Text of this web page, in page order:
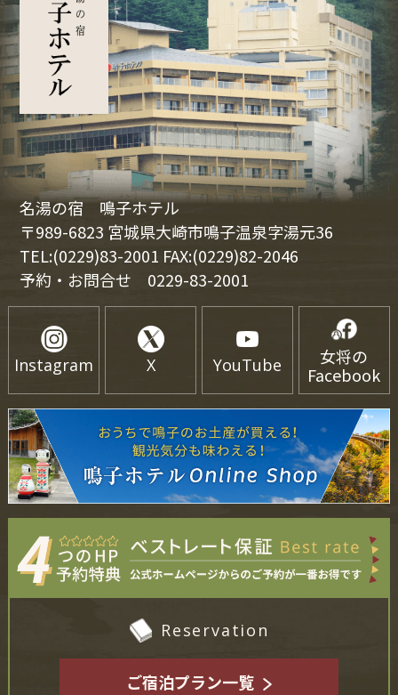
名湯の宿 鳴子ホテル
〒989-6823 宮城県大崎市鳴子温泉字湯元36
TEL:(0229)83-2001 FAX:(0229)82-2046
予約・お問合せ 0229-83-2001
Instagram X YouTube
女将の
Facebook
Reservation
ご宿泊プラン一覧